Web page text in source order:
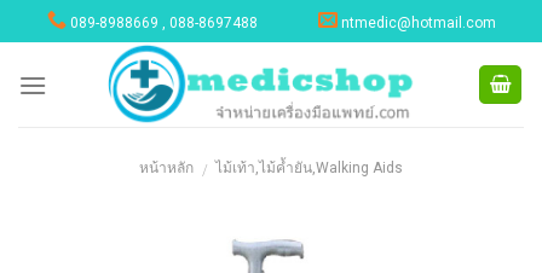
to
content
089-8988669 , 088-8697488 ntmedic@hotmail.com
หน้าหลัก / ไม้เท้า,ไม้ค้ำยัน,Walking Aids